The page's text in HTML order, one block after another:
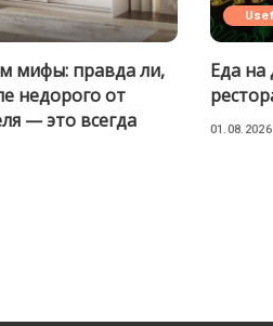
мифы: правда ли,
недорого от
— это всегда
Еда на
01.08.2026